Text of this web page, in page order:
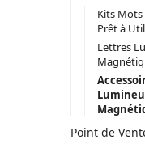
Kits
Prêt à
Lettres
Point de